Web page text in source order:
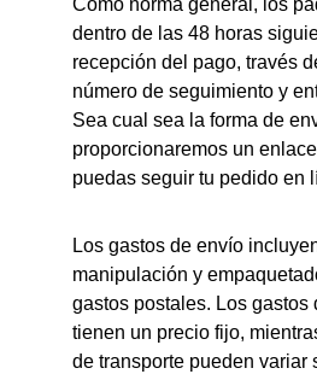
Como norma general, los
dentro de las 48 horas
recepción del pago, través
número de seguimiento y
Sea cual sea la forma de
proporcionaremos un
puedas seguir tu pedido en
Los gastos de envío
manipulación y
gastos postales. Los gastos
tienen un precio fijo,
de transporte pueden variar